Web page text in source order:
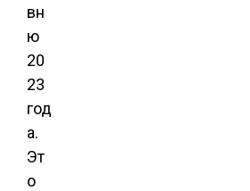
вн
ю
20
23
год
а.
Эт
о